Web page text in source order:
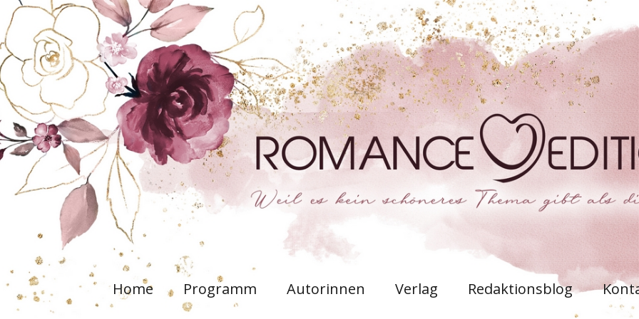
Home Programm Autorinnen Verlag Redaktionsblog